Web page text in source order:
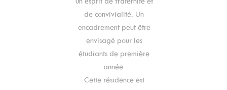
de convivialité. Un
encadrement peut être
envisagé pour les
étudiants de première
année.
Cette résidence est